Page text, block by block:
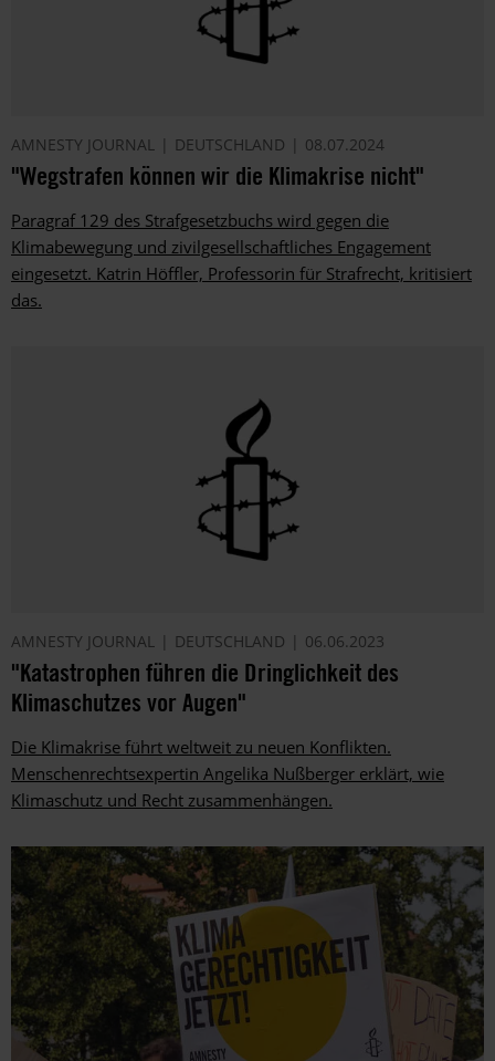
AMNESTY JOURNAL DEUTSCHLAND 08.07.2024
"Wegstrafen können wir die Klimakrise nicht"
Paragraf 129 des Strafgesetzbuchs wird gegen die
Klimabewegung und zivilgesellschaftliches Engagement
eingesetzt. Katrin Höffler, Professorin für Strafrecht, kritisiert
das.
AMNESTY JOURNAL DEUTSCHLAND 06.06.2023
"Katastrophen führen die Dringlichkeit des
Klimaschutzes vor Augen"
Die Klimakrise führt weltweit zu neuen Konflikten.
Menschenrechtsexpertin Angelika Nußberger erklärt, wie
Klimaschutz und Recht zusammenhängen.